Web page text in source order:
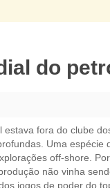
do
fora do clube
Uma espécie
off-shore.
não vinha
jogos de poder do